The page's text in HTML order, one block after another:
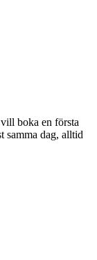
boka en första
samma dag, alltid